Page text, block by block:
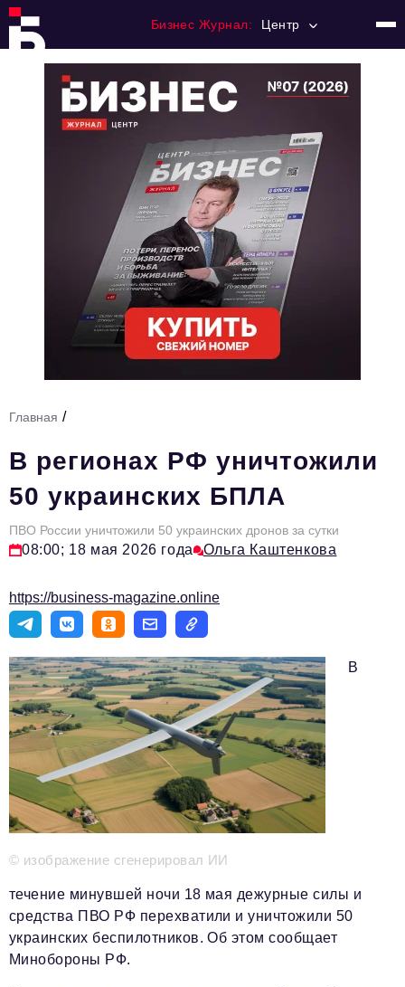
Бизнес Журнал: Центр
Регулирование
Премия "Тульский Бизнес"
История тульского предпринимательства
Тема номера
HR
Персона номера
Технологии и тренды
Туризм
Импортозамещение
Мероприятия
Авторские материалы
Видео
Телефон редакции: +7 495 727-01-67
info@business-magazine.online
Отдел рекламы
reklama@business-magazine.online
Отдел распространения/редакционная подписка
Главная /
В регионах РФ уничтожили
50 украинских БПЛА
ПВО России уничтожили 50 украинских дронов за сутки
08:00; 18 мая 2026 года Ольга Каштенкова
https://business-magazine.online
© изображение сгенерировал ИИ
В
течение минувшей ночи 18 мая дежурные силы и
средства ПВО РФ перехватили и уничтожили 50
украинских беспилотников. Об этом сообщает
Минобороны РФ.